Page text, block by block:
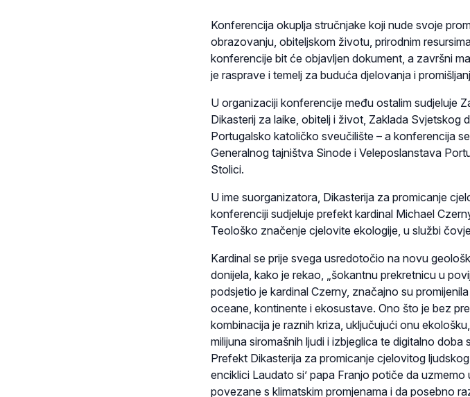
Konferencija okuplja stručnjake koji nude svoje
obrazovanju, obiteljskom životu, prirodnim
konferencije bit će objavljen dokument, a završni
je rasprave i temelj za buduća djelovanja i
U organizaciji konferencije među ostalim sudjeluje
Dikasterij za laike, obitelj i život, Zaklada Svjetskog
Portugalsko katoličko sveučilište – a konferencija
Generalnog tajništva Sinode i Veleposlanstava
Stolici.
U ime suorganizatora, Dikasterija za promicanje
konferenciji sudjeluje prefekt kardinal Michael
Teološko značenje cjelovite ekologije, u službi
Kardinal se prije svega usredotočio na novu
donijela, kako je rekao, „šokantnu prekretnicu u
podsjetio je kardinal Czerny, značajno su
oceane, kontinente i ekosustave. Ono što je bez
kombinacija je raznih kriza, uključujući onu
milijuna siromašnih ljudi i izbjeglica te digitalno doba
Prefekt Dikasterija za promicanje cjelovitog
enciklici Laudato si’ papa Franjo potiče da
povezane s klimatskim promjenama i da posebno